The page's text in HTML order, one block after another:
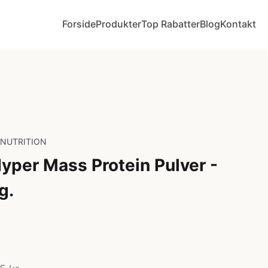
ForsideProdukterTop RabatterBlogKontakt
Mass Protein Pulver -